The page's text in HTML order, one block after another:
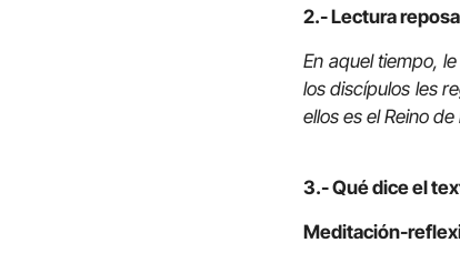
2.- Lectura
En aquel tiempo,
los discípulos les
ellos es el Reino
3.- Qué dice el
Meditación-